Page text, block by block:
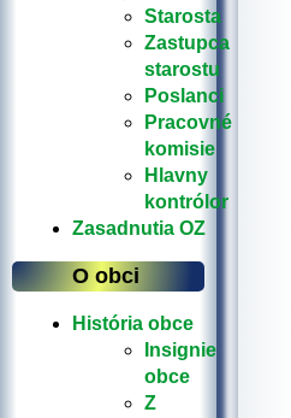
Starosta
Zastupca
starostu
Poslanci
Pracovné
komisie
Hlavny
kontrólor
Zasadnutia OZ
O obci
História obce
Insignie
obce
Z